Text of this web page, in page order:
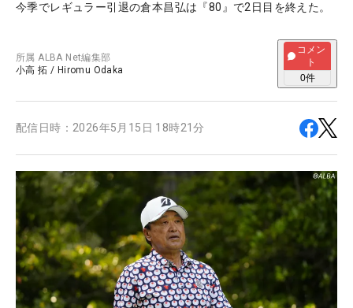
今季でレギュラー引退の倉本昌弘は『80』で2日目を終えた。
所属ALBA Net編集部
小高 拓 / Hiromu Odaka
コメン
ト
0件
配信日時： 2026年5月15日 18時21分